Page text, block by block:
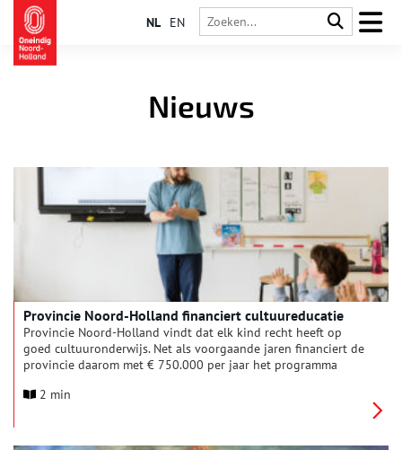
NL EN
Nieuws
Provincie Noord-Holland financiert cultuureducatie
Provincie Noord-Holland vindt dat elk kind recht heeft op
goed cultuuronderwijs. Net als voorgaande jaren financiert de
provincie daarom met € 750.000 per jaar het programma
instellingen samenwerken om kunst en cultuur een vast
2 min